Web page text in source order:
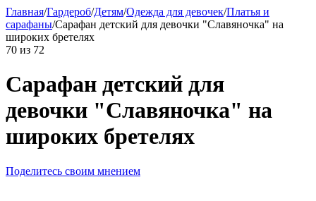
Главная/Гардероб/Детям/Одежда для девочек/Платья и
сарафаны/Сарафан детский для девочки "Славяночка" на
широких бретелях
70 из 72
Сарафан детский для
девочки "Славяночка" на
широких бретелях
Поделитесь своим мнением